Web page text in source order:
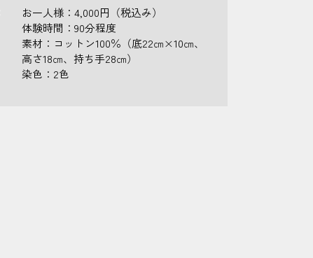
お一人様：4,000円（税込み）
体験時間：90分程度
素材：コットン100％（底22㎝×10㎝、
高さ18㎝、持ち手28㎝）
染色：2色